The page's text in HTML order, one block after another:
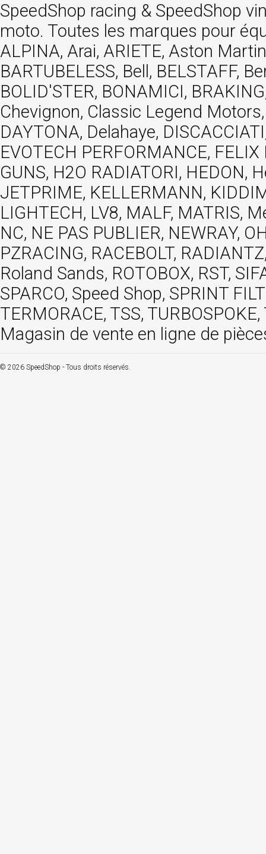
SpeedShop racing & SpeedShop
moto. Toutes les marques pour
ALPINA, Arai, ARIETE, Aston
BARTUBELESS, Bell, BELSTAFF,
BOLID'STER, BONAMICI,
Chevignon, Classic Legend
DAYTONA, Delahaye,
EVOTECH PERFORMANCE,
GUNS, H2O RADIATORI, HEDON,
JETPRIME, KELLERMANN,
LIGHTECH, LV8, MALF, MATRIS,
NC, NE PAS PUBLIER, NEWRAY,
PZRACING, RACEBOLT,
Roland Sands, ROTOBOX, RST,
SPARCO, Speed Shop, SPRINT
TERMORACE, TSS,
Magasin de vente en ligne de
© 2026 SpeedShop - Tous droits réservés.